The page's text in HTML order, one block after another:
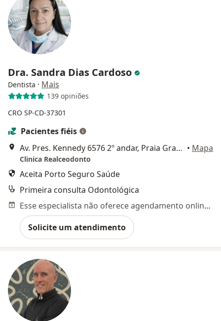
Dra. Sandra Dias Cardoso
Dentista · Mais
139 opiniões
CRO SP-CD-37301
Pacientes fiéis
Av. Pres. Kennedy 6576 2º andar, Praia Grande • Mapa
Clinica Realceodonto
Aceita Porto Seguro Saúde
Primeira consulta Odontológica
Esse especialista não oferece agendamento online para esse endereço.
Solicite um atendimento